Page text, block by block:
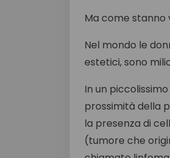
Ma come stanno
Nel mondo le
estetici, sono
In un
prossimità della
la presenza di
(tumore che